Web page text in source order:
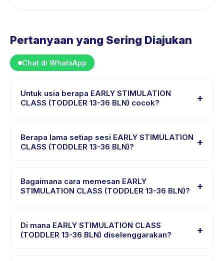
Pertanyaan yang Sering Diajukan
Chat di WhatsApp
Untuk usia berapa EARLY STIMULATION
CLASS (TODDLER 13-36 BLN) cocok?
+
dirancang untuk anak usia 1 sampai 3 tahun. Instruktur
menyesuaikan program untuk berbagai tingkat
Berapa lama setiap sesi EARLY STIMULATION
CLASS (TODDLER 13-36 BLN)?
+
36 BLN) berlangsung sekitar 60 menit. Datang 10 menit
lebih awal untuk proses check-in yang lancar.
Bagaimana cara memesan EARLY
STIMULATION CLASS (TODDLER 13-36 BLN)?
+
STIMULATION CLASS (TODDLER 13-36 BLN), pilih
tanggal dan paket yang diinginkan, lalu pesan secara
Di mana EARLY STIMULATION CLASS
(TODDLER 13-36 BLN) diselenggarakan?
+